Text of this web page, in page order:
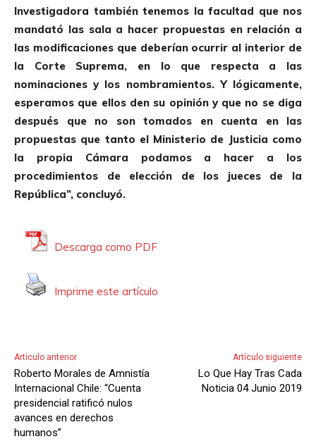
u
d
i
o
Investigadora también tenemos la facultad que nos
mandató las sala a hacer propuestas en relación a
las modificaciones que deberían ocurrir al interior de
la Corte Suprema, en lo que respecta a las
nominaciones y los nombramientos. Y lógicamente,
esperamos que ellos den su opinión y que no se diga
después que no son tomados en cuenta en las
propuestas que tanto el Ministerio de Justicia como
la propia Cámara podamos a hacer a los
procedimientos de elección de los jueces de la
República”, concluyó.
Descarga como PDF
Imprime este artículo
Artículo anterior
Roberto Morales de Amnistía
Internacional Chile: “Cuenta
presidencial ratificó nulos
avances en derechos
humanos”
Artículo siguiente
Lo Que Hay Tras Cada
Noticia 04 Junio 2019